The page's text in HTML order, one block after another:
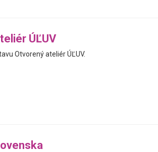
ÚĽUV
Otvorený ateliér ÚĽUV.